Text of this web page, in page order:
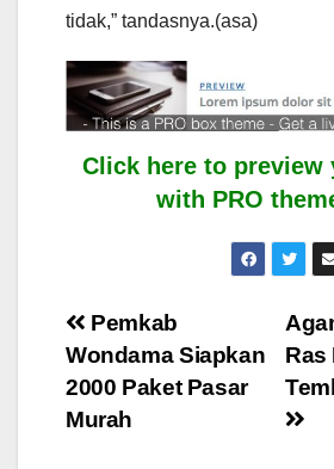
tidak,” tandasnya.(asa)
Click here to preview
with PRO
Post
navigation
Ras
Pemkab
Wondama Siapkan
2000 Paket Pasar
Murah